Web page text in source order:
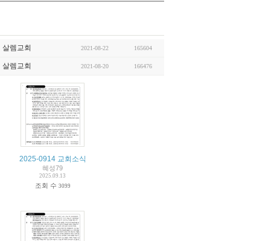
살렘교회 2021-08-22 165604
살렘교회 2021-08-20 166476
2025-0914 교회소식
혜성79
2025.09.13
조회 수 3099